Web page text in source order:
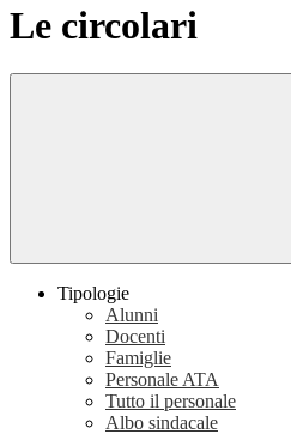
Le circolari
Tipologie
Alunni
Docenti
Famiglie
Personale ATA
Tutto il personale
Albo sindacale